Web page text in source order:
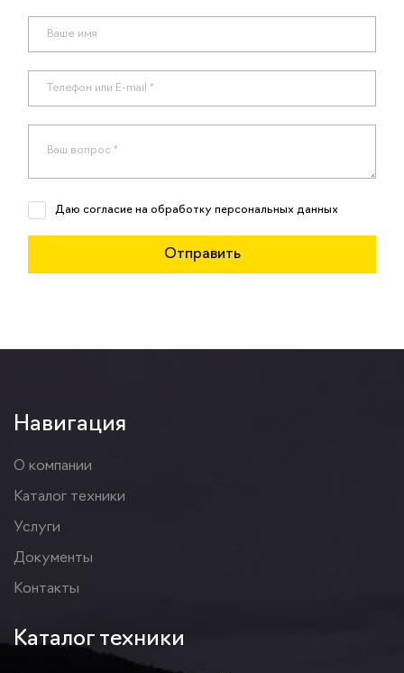
Даю согласие на обработку персональных данных
Навигация
О компании
Каталог техники
Услуги
Документы
Контакты
Каталог техники